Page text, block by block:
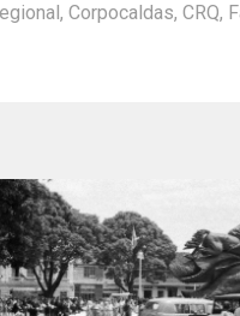
, Corpocaldas, CRQ,